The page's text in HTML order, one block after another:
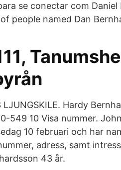
se conectar com
people named Dan
Hardy
549 10 Visa nummer.
10 februari och har
adress, samt
43 år.